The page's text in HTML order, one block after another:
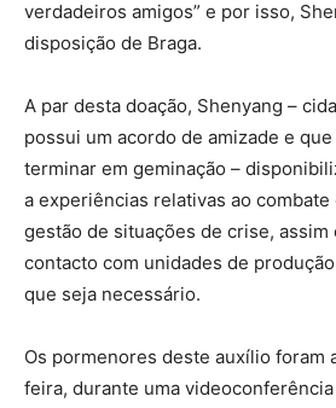
verdadeiros amigos” e por isso,
disposição de Braga.
A par desta doação, Shenyang –
possui um acordo de amizade e
terminar em geminação –
a experiências relativas ao
gestão de situações de crise, assim
contacto com unidades de
que seja necessário.
Os pormenores deste auxílio foram
feira, durante uma